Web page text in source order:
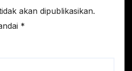
akan dipublikasikan.
*